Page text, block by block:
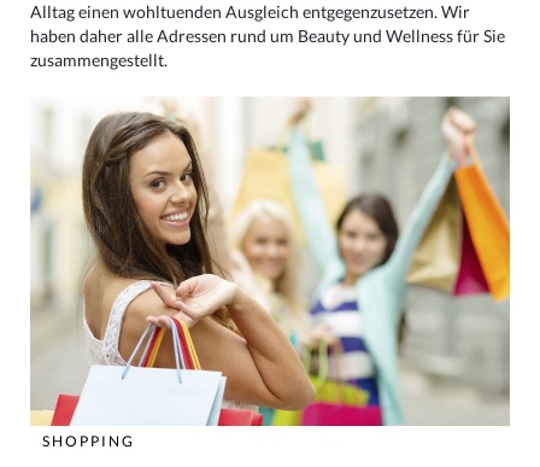
Alltag einen wohltuenden Ausgleich entgegenzusetzen. Wir
haben daher alle Adressen rund um Beauty und Wellness für Sie
zusammengestellt.
SHOPPING